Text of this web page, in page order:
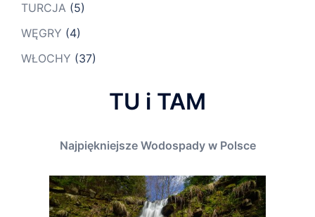
TURCJA (5)
WĘGRY (4)
WŁOCHY (37)
TU i TAM
Najpiękniejsze Wodospady w Polsce